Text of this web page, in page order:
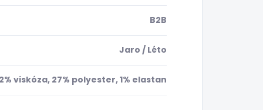
B2B
Jaro / Léto
viskóza, 27% polyester, 1% elastan